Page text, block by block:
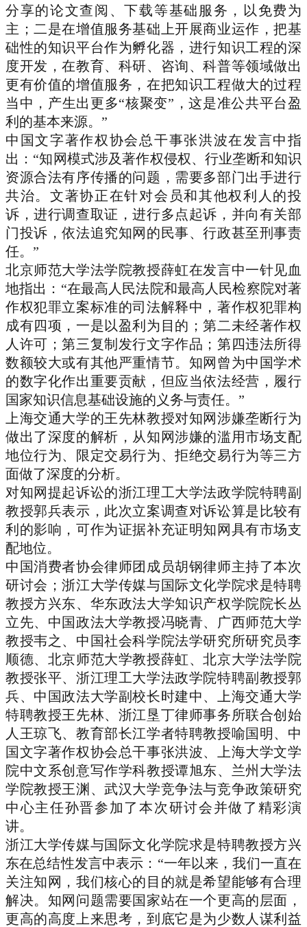
分享的论文查阅、下载等基础服务，以免费为
主；二是在增值服务基础上开展商业运作，把基
础性的知识平台作为孵化器，进行知识工程的深
度开发，在教育、科研、咨询、科普等领域做出
更有价值的增值服务，在把知识工程做大的过程
当中，产生出更多“核聚变”，这是准公共平台盈
利的基本来源。”
中国文字著作权协会总干事张洪波在发言中指
出：“知网模式涉及著作权侵权、行业垄断和知识
资源合法有序传播的问题，需要多部门出手进行
共治。文著协正在针对会员和其他权利人的投
诉，进行调查取证，进行多点起诉，并向有关部
门投诉，依法追究知网的民事、行政甚至刑事责
任。”
北京师范大学法学院教授薛虹在发言中一针见血
地指出：“在最高人民法院和最高人民检察院对著
作权犯罪立案标准的司法解释中，著作权犯罪构
成有四项，一是以盈利为目的；第二未经著作权
人许可；第三复制发行文字作品；第四违法所得
数额较大或有其他严重情节。知网曾为中国学术
的数字化作出重要贡献，但应当依法经营，履行
国家知识信息基础设施的义务与责任。”
上海交通大学的王先林教授对知网涉嫌垄断行为
做出了深度的解析，从知网涉嫌的滥用市场支配
地位行为、限定交易行为、拒绝交易行为等三方
面做了深度的分析。
对知网提起诉讼的浙江理工大学法政学院特聘副
教授郭兵表示，此次立案调查对诉讼算是比较有
利的影响，可作为证据补充证明知网具有市场支
配地位。
中国消费者协会律师团成员胡钢律师主持了本次
研讨会；浙江大学传媒与国际文化学院求是特聘
教授方兴东、华东政法大学知识产权学院院长丛
立先、中国政法大学教授冯晓青、广西师范大学
教授韦之、中国社会科学院法学研究所研究员李
顺德、北京师范大学教授薛虹、北京大学法学院
教授张平、浙江理工大学法政学院特聘副教授郭
兵、中国政法大学副校长时建中、上海交通大学
特聘教授王先林、浙江垦丁律师事务所联合创始
人王琼飞、教育部长江学者特聘教授喻国明、中
国文字著作权协会总干事张洪波、上海大学文学
院中文系创意写作学科教授谭旭东、兰州大学法
学院教授王渊、武汉大学竞争法与竞争政策研究
中心主任孙晋参加了本次研讨会并做了精彩演
讲。
浙江大学传媒与国际文化学院求是特聘教授方兴
东在总结性发言中表示：“一年以来，我们一直在
关注知网，我们核心的目的就是希望能够有合理
解决。知网问题需要国家站在一个更高的层面，
更高的高度上来思考，到底它是为少数人谋利益